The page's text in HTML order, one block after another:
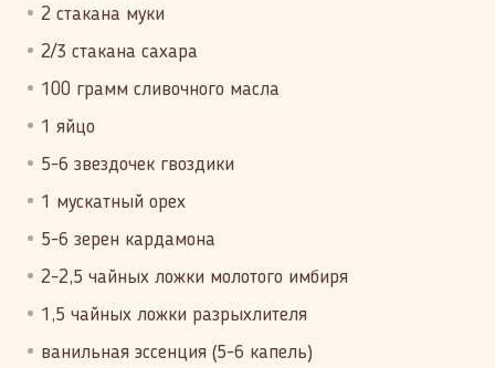
2 стакана муки
2/3 стакана сахара
100 грамм сливочного масла
1 яйцо
5-6 звездочек гвоздики
1 мускатный орех
5-6 зерен кардамона
2-2,5 чайных ложки молотого имбиря
1,5 чайных ложки разрыхлителя
ванильная эссенция (5-6 капель)